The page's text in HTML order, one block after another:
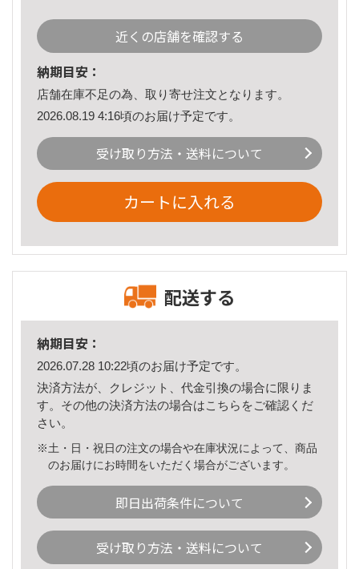
近くの店舗を確認する
納期目安：
店舗在庫不足の為、取り寄せ注文となります。
2026.08.19 4:16頃のお届け予定です。
受け取り方法・送料について
カートに入れる
配送する
納期目安：
2026.07.28 10:22頃のお届け予定です。
決済方法が、クレジット、代金引換の場合に限りま
す。その他の決済方法の場合はこちら をご確認くだ
さい。
※土・日・祝日の注文の場合や在庫状況によって、商品
のお届けにお時間をいただく場合がございます。
即日出荷条件について
受け取り方法・送料について